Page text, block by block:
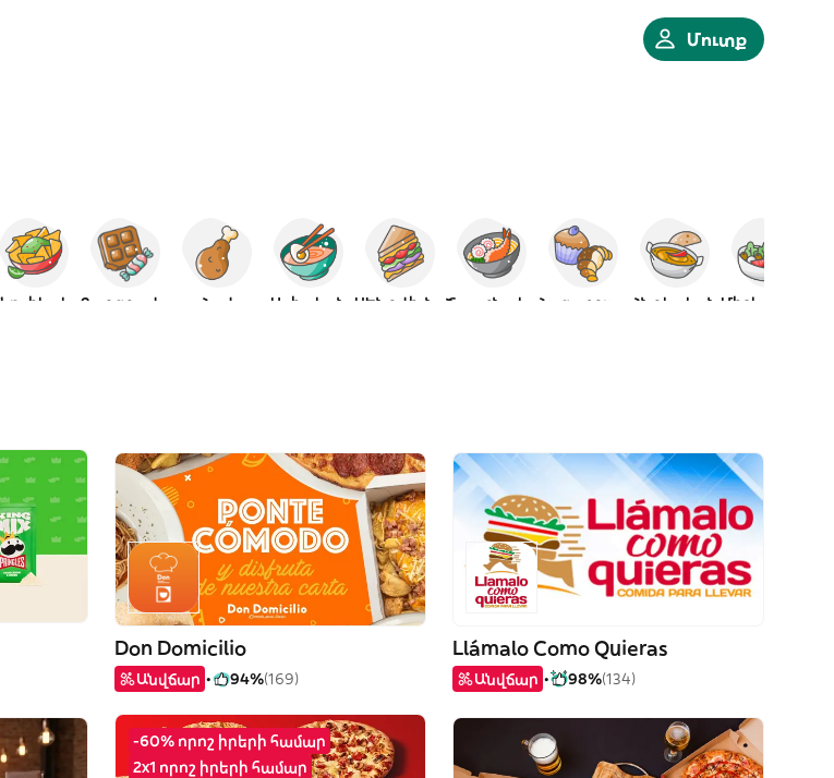
Մուտք
Հավ Ասիական Հնդկական
Don Domicilio
Անվճար 94%(169)
Llámalo Como Quieras
Անվճար 98%(134)
-60% որոշ իրերի համար
2x1 որոշ իրերի համար